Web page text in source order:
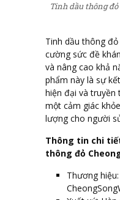
Tinh dầu thông
Tinh dầu thông
cường sức đề
và nâng cao khả
phẩm này là sự
hiện đại và truyền
một cảm giác
lượng cho người
Thông tin chi
thông đỏ
Thương